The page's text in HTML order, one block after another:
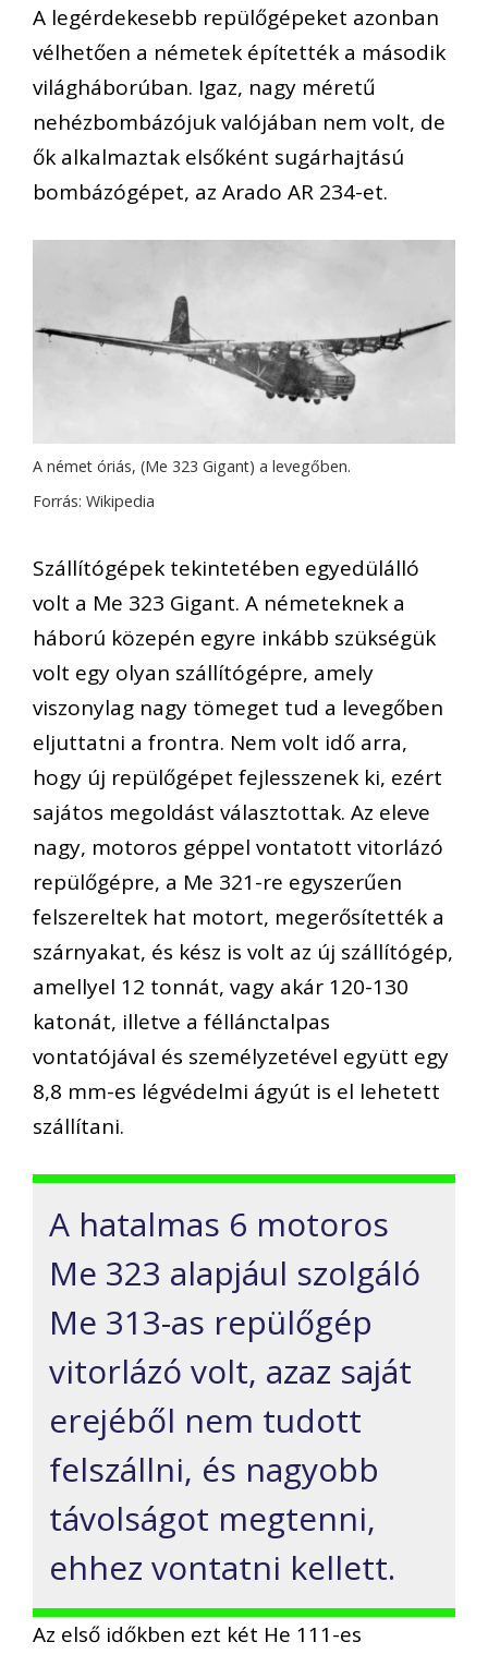
A legérdekesebb repülőgépeket azonban
vélhetően a németek építették a második
világháborúban. Igaz, nagy méretű
nehézbombázójuk valójában nem volt, de
ők alkalmaztak elsőként sugárhajtású
bombázógépet, az Arado AR 234-et.
A német óriás, (Me 323 Gigant) a levegőben.
Forrás: Wikipedia
Szállítógépek tekintetében egyedülálló
volt a Me 323 Gigant. A németeknek a
háború közepén egyre inkább szükségük
volt egy olyan szállítógépre, amely
viszonylag nagy tömeget tud a levegőben
eljuttatni a frontra. Nem volt idő arra,
hogy új repülőgépet fejlesszenek ki, ezért
sajátos megoldást választottak. Az eleve
nagy, motoros géppel vontatott vitorlázó
repülőgépre, a Me 321-re egyszerűen
felszereltek hat motort, megerősítették a
szárnyakat, és kész is volt az új szállítógép,
amellyel 12 tonnát, vagy akár 120-130
katonát, illetve a féllánctalpas
vontatójával és személyzetével együtt egy
8,8 mm-es légvédelmi ágyút is el lehetett
szállítani.
A hatalmas 6 motoros
Me 323 alapjául szolgáló
Me 313-as repülőgép
vitorlázó volt, azaz saját
erejéből nem tudott
felszállni, és nagyobb
távolságot megtenni,
ehhez vontatni kellett.
Az első időkben ezt két He 111-es